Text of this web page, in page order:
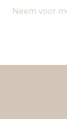
Neem voor